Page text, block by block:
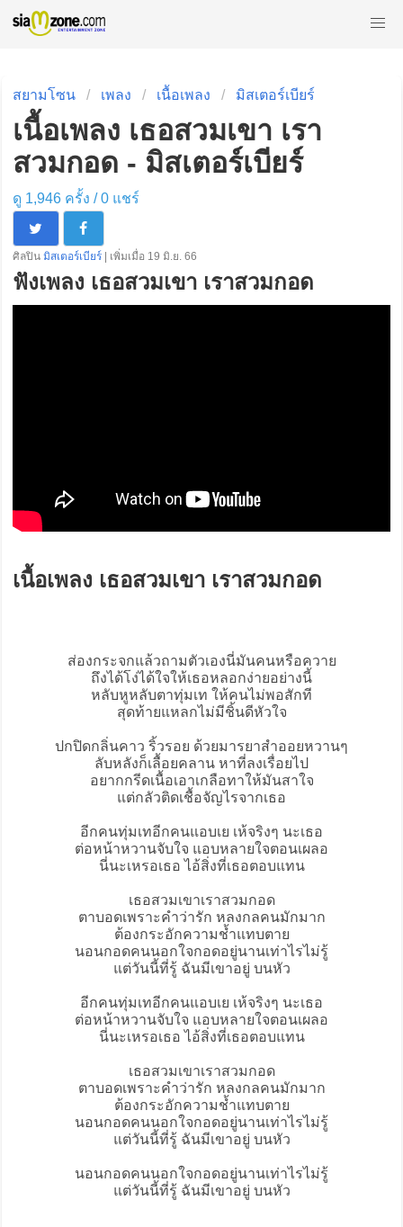
สยามโซน เพลง เนื้อเพลง มิสเตอร์เบียร์
เนื้อเพลง เธอสวมเขา เรา
สวมกอด - มิสเตอร์เบียร์
ดู 1,946 ครั้ง /0แชร์
ศิลปิน มิสเตอร์เบียร์ | เพิ่มเมื่อ 19 มิ.ย. 66
ฟังเพลง เธอสวมเขา เราสวมกอด
เนื้อเพลง เธอสวมเขา เราสวมกอด
ส่องกระจกแล้วถามตัวเองนี่มันคนหรือควาย
ถึงได้โง่ได้ใจให้เธอหลอกง่ายอย่างนี้
หลับหูหลับตาทุ่มเท ให้คนไม่พอสักที
สุดท้ายแหลกไม่มีชิ้นดีหัวใจ
ปกปิดกลิ่นคาว ริ้วรอย ด้วยมารยาสำออยหวานๆ
ลับหลังก็เลื้อยคลาน หาที่ลงเรื่อยไป
อยากกรีดเนื้อเอาเกลือทาให้มันสาใจ
แต่กลัวติดเชื้อจัญไรจากเธอ
อีกคนทุ่มเทอีกคนแอบเย เห้จริงๆ นะเธอ
ต่อหน้าหวานจับใจ แอบหลายใจตอนเผลอ
นี่นะเหรอเธอ ไอ้สิ่งที่เธอตอบแทน
เธอสวมเขาเราสวมกอด
ตาบอดเพราะคำว่ารัก หลงกลคนมักมาก
ต้องกระอักความช้ำแทบตาย
นอนกอดคนนอกใจกอดอยู่นานเท่าไรไม่รู้
แต่วันนี้ที่รู้ ฉันมีเขาอยู่ บนหัว
อีกคนทุ่มเทอีกคนแอบเย เห้จริงๆ นะเธอ
ต่อหน้าหวานจับใจ แอบหลายใจตอนเผลอ
นี่นะเหรอเธอ ไอ้สิ่งที่เธอตอบแทน
เธอสวมเขาเราสวมกอด
ตาบอดเพราะคำว่ารัก หลงกลคนมักมาก
ต้องกระอักความช้ำแทบตาย
นอนกอดคนนอกใจกอดอยู่นานเท่าไรไม่รู้
แต่วันนี้ที่รู้ ฉันมีเขาอยู่ บนหัว
นอนกอดคนนอกใจกอดอยู่นานเท่าไรไม่รู้
แต่วันนี้ที่รู้ ฉันมีเขาอยู่ บนหัว